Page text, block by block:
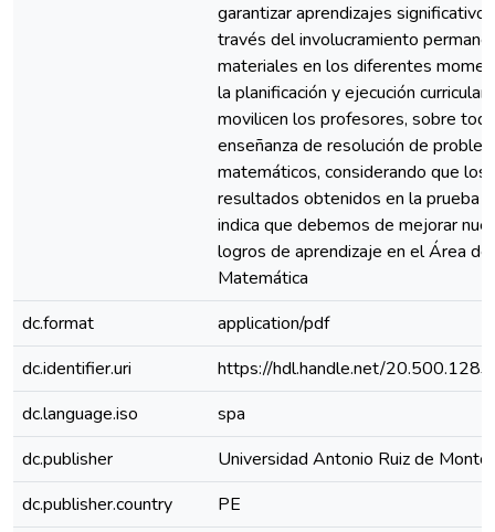
garantizar aprendizajes
través del involucramiento
materiales en los diferentes
la planificación y ejecución curricular
movilicen los profesores, sobre
enseñanza de resolución de
matemáticos, considerando que los
resultados obtenidos en la prueba
indica que debemos de mejorar
logros de aprendizaje en el Área de
Matemática
dc.format
application/pdf
dc.identifier.uri
https://hdl.handle.net/
dc.language.iso
spa
dc.publisher
Universidad Antonio Ruiz de
dc.publisher.country
PE